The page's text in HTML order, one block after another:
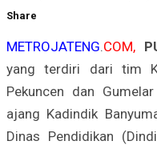
Share
METROJATENG.COM,
yang terdiri dari tim
Pekuncen dan
ajang Kadindik
Dinas Pendidikan